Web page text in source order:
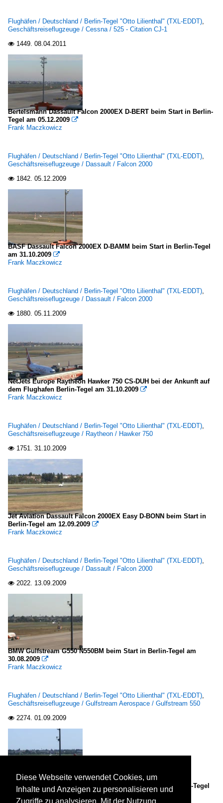
Flughäfen / Deutschland / Berlin-Tegel "Otto Lilienthal" (TXL-EDDT),
Geschäftsreiseflugzeuge / Cessna / 525 - Citation CJ-1
 1449. 08.04.2011
Bertelsmann Dassault Falcon 2000EX D-BERT beim Start in Berlin-
Tegel am 05.12.2009 
Frank Maczkowicz
Flughäfen / Deutschland / Berlin-Tegel "Otto Lilienthal" (TXL-EDDT),
Geschäftsreiseflugzeuge / Dassault / Falcon 2000
 1842. 05.12.2009
BASF Dassault Falcon 2000EX D-BAMM beim Start in Berlin-Tegel
am 31.10.2009 
Frank Maczkowicz
Flughäfen / Deutschland / Berlin-Tegel "Otto Lilienthal" (TXL-EDDT),
Geschäftsreiseflugzeuge / Dassault / Falcon 2000
 1880. 05.11.2009
NetJets Europe Raytheon Hawker 750 CS-DUH bei der Ankunft auf
dem Flughafen Berlin-Tegel am 31.10.2009 
Frank Maczkowicz
Flughäfen / Deutschland / Berlin-Tegel "Otto Lilienthal" (TXL-EDDT),
Geschäftsreiseflugzeuge / Raytheon / Hawker 750
 1751. 31.10.2009
Jet Aviation Dassault Falcon 2000EX Easy D-BONN beim Start in
Berlin-Tegel am 12.09.2009 
Frank Maczkowicz
Flughäfen / Deutschland / Berlin-Tegel "Otto Lilienthal" (TXL-EDDT),
Geschäftsreiseflugzeuge / Dassault / Falcon 2000
 2022. 13.09.2009
BMW Gulfstream G550 N550BM beim Start in Berlin-Tegel am
30.08.2009 
Frank Maczkowicz
Flughäfen / Deutschland / Berlin-Tegel "Otto Lilienthal" (TXL-EDDT),
Geschäftsreiseflugzeuge / Gulfstream Aerospace / Gulfstream 550
 2274. 01.09.2009
Magna Air Dassault Falcon 900 C-GGMI beim Start in Berlin-Tegel
am 14.06.2009 
Diese Webseite verwendet Cookies, um
Inhalte und Anzeigen zu personalisieren und